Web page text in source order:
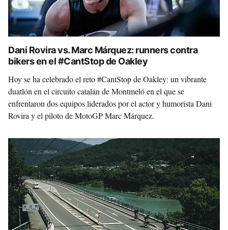
Dani Rovira vs. Marc Márquez: runners contra
bikers en el #CantStop de Oakley
Hoy se ha celebrado el reto #CantStop de Oakley: un vibrante
duatlón en el circuito catalán de Montmeló en el que se
enfrentaron dos equipos liderados por el actor y humorista Dani
Rovira y el piloto de MotoGP Marc Márquez.